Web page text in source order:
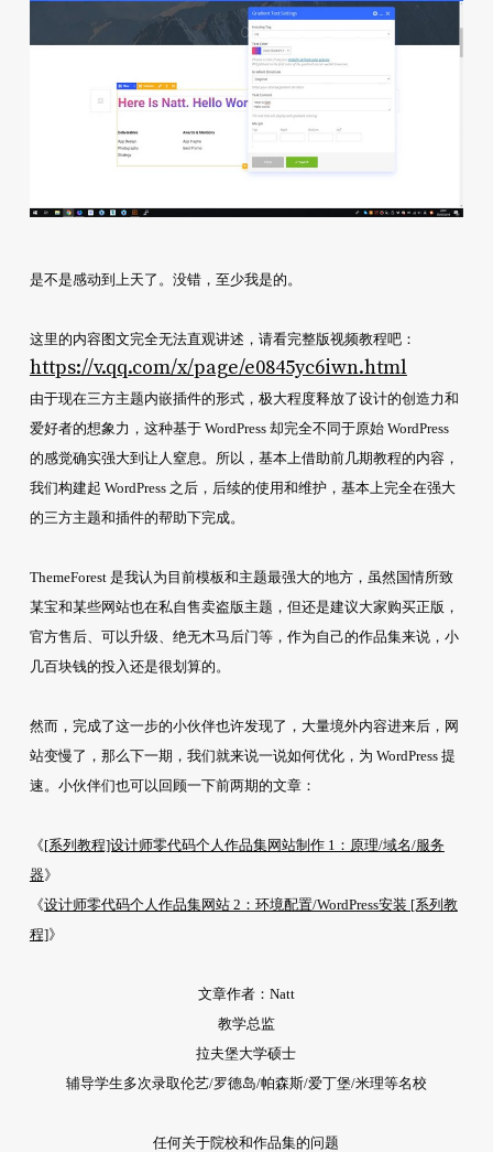
是不是感动到上天了。没错，至少我是的。
这里的内容图文完全无法直观讲述，请看完整版视频教程吧：
https://v.qq.com/x/page/e0845yc6iwn.html
由于现在三方主题内嵌插件的形式，极大程度释放了设计的创造力和
爱好者的想象力，这种基于 WordPress 却完全不同于原始 WordPress
的感觉确实强大到让人窒息。所以，基本上借助前几期教程的内容，
我们构建起 WordPress 之后，后续的使用和维护，基本上完全在强大
的三方主题和插件的帮助下完成。
ThemeForest 是我认为目前模板和主题最强大的地方，虽然国情所致
某宝和某些网站也在私自售卖盗版主题，但还是建议大家购买正版，
官方售后、可以升级、绝无木马后门等，作为自己的作品集来说，小
几百块钱的投入还是很划算的。
然而，完成了这一步的小伙伴也许发现了，大量境外内容进来后，网
站变慢了，那么下一期，我们就来说一说如何优化，为 WordPress 提
速。小伙伴们也可以回顾一下前两期的文章：
《[系列教程]设计师零代码个人作品集网站制作 1：原理/域名/服务
器》
《设计师零代码个人作品集网站 2：环境配置/WordPress安装 [系列教
程]》
文章作者：Natt
教学总监
拉夫堡大学硕士
辅导学生多次录取伦艺/罗德岛/帕森斯/爱丁堡/米理等名校
任何关于院校和作品集的问题